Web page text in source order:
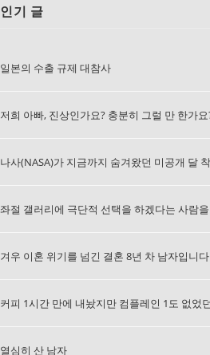
인기 글
일본의 수출 규제 대참사
저희 아빠, 진상인가요? 충분히 그럴 만 한가요
나사(NASA)가 지금까지 숨겨왔던 미공개 달
좌절 갤러리에 극단적 선택을 하겠다는 사람
겨우 이혼 위기를 넘긴 결혼 8년 차 남자입니다
커피 1시간 만에 내놨지만 컴플레인 1도 없었
열심히 산 남자